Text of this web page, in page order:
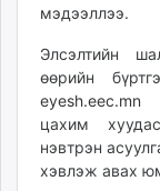
Livetv.mn
24tsag.mn
shuud.mn
eagle.mn
ergelt.mn
zarig.mn
мэдээллээ.
Элсэлтийн
өөрийн
eyesh.eec.mn
цахим
нэвтрэн
хэвлэж авах